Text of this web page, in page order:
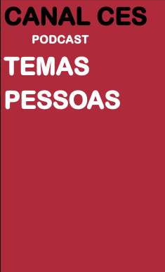
CANAL CES
PODCAST
TEMAS
PESSOAS